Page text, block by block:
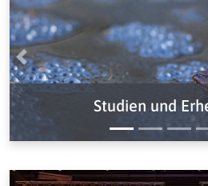
Studien und
Vorige